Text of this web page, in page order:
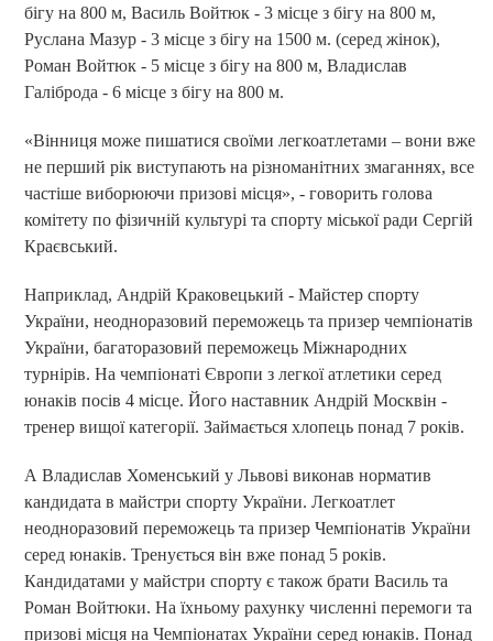
бігу на 800 м, Василь Войтюк - 3 місце з бігу на 800 м,
Руслана Мазур - 3 місце з бігу на 1500 м. (серед жінок),
Роман Войтюк - 5 місце з бігу на 800 м, Владислав
Галіброда - 6 місце з бігу на 800 м.
«Вінниця може пишатися своїми легкоатлетами – вони вже
не перший рік виступають на різноманітних змаганнях, все
частіше виборюючи призові місця», - говорить голова
комітету по фізичній культурі та спорту міської ради Сергій
Краєвський.
Наприклад, Андрій Краковецький - Майстер спорту
України, неодноразовий переможець та призер чемпіонатів
України, багаторазовий переможець Міжнародних
турнірів. На чемпіонаті Європи з легкої атлетики серед
юнаків посів 4 місце. Його наставник Андрій Москвін -
тренер вищої категорії. Займається хлопець понад 7 років.
А Владислав Хоменський у Львові виконав норматив
кандидата в майстри спорту України. Легкоатлет
неодноразовий переможець та призер Чемпіонатів України
серед юнаків. Тренується він вже понад 5 років.
Кандидатами у майстри спорту є також брати Василь та
Роман Войтюки. На їхньому рахунку численні перемоги та
призові місця на Чемпіонатах України серед юнаків. Понад